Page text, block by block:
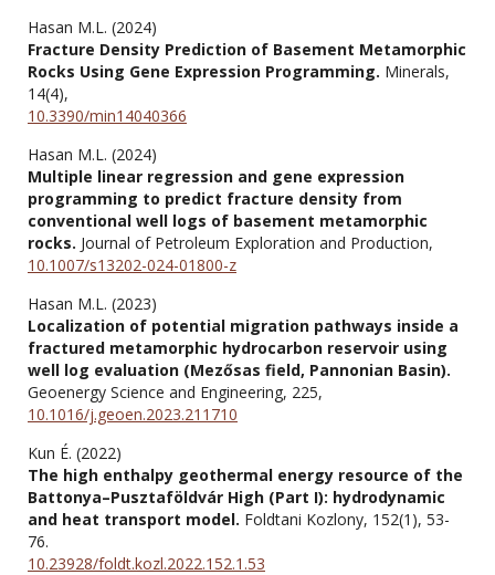
Hasan M.L. (2024)
Fracture Density Prediction of Basement Metamorphic
Rocks Using Gene Expression Programming. Minerals,
14(4),
10.3390/min14040366
Hasan M.L. (2024)
Multiple linear regression and gene expression
programming to predict fracture density from
conventional well logs of basement metamorphic
rocks. Journal of Petroleum Exploration and Production,
10.1007/s13202-024-01800-z
Hasan M.L. (2023)
Localization of potential migration pathways inside a
fractured metamorphic hydrocarbon reservoir using
well log evaluation (Mezősas field, Pannonian Basin).
Geoenergy Science and Engineering, 225,
10.1016/j.geoen.2023.211710
Kun É. (2022)
The high enthalpy geothermal energy resource of the
Battonya–Pusztaföldvár High (Part I): hydrodynamic
and heat transport model. Foldtani Kozlony, 152(1), 53-
76.
10.23928/foldt.kozl.2022.152.1.53